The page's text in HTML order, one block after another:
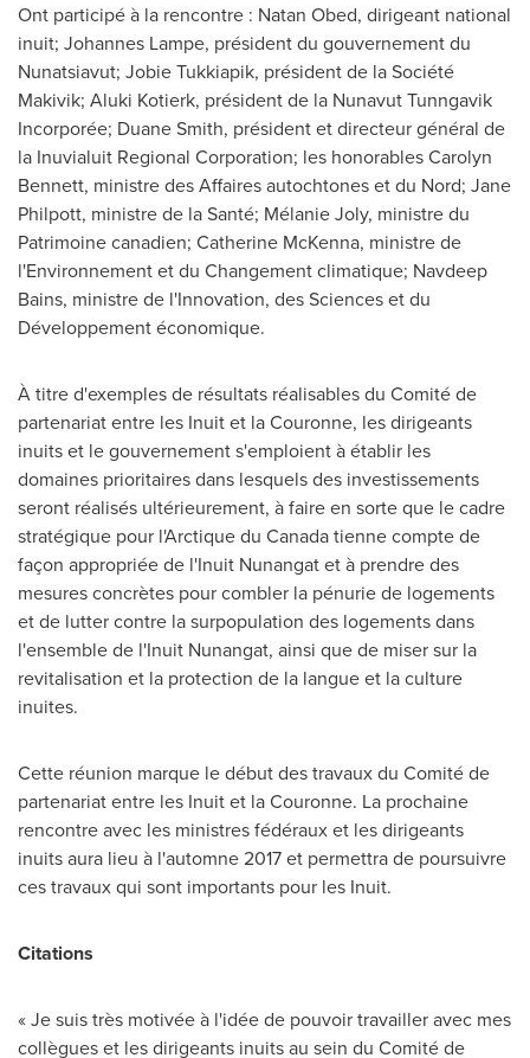
Ont participé à la rencontre : Natan Obed, dirigeant national
inuit; Johannes Lampe, président du gouvernement du
Nunatsiavut; Jobie Tukkiapik, président de la Société
Makivik; Aluki Kotierk, président de la Nunavut Tunngavik
Incorporée; Duane Smith, président et directeur général de
la Inuvialuit Regional Corporation; les honorablesCarolyn
Bennett, ministre des Affaires autochtones et du Nord; Jane
Philpott, ministre de la Santé; MélanieJoly, ministre du
Patrimoine canadien; Catherine McKenna, ministre de
l'Environnement et du Changement climatique; Navdeep
Bains, ministre de l'Innovation, des Sciences et du
Développement économique.
À titre d'exemples de résultats réalisables du Comité de
partenariat entre les Inuit et la Couronne, les dirigeants
inuits et le gouvernement s'emploient à établir les
domaines prioritaires dans lesquels des investissements
seront réalisés ultérieurement, à faire en sorte que le cadre
stratégique pour l'Arctique du Canada tienne compte de
façon appropriée de l'Inuit Nunangat et à prendre des
mesures concrètes pour combler la pénurie de logements
et de lutter contre la surpopulation des logements dans
l'ensemble de l'Inuit Nunangat, ainsi que de miser sur la
revitalisation et la protection de la langue et la culture
inuites.
Cette réunion marque le début des travaux du Comité de
partenariat entre les Inuit et la Couronne. La prochaine
rencontre avec les ministres fédéraux et les dirigeants
inuits aura lieu à l'automne2017 et permettra de poursuivre
ces travaux qui sont importants pour les Inuit.
Citations
« Je suis très motivée à l'idée de pouvoir travailler avec mes
collègues et les dirigeants inuits au sein du Comité de